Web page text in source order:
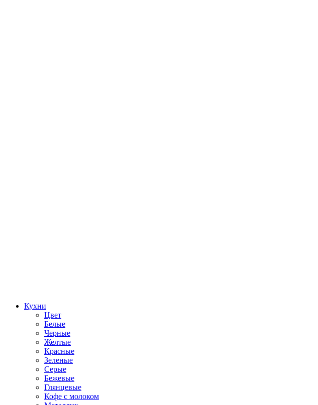
Кухни
Цвет
Белые
Черные
Желтые
Красные
Зеленые
Серые
Бежевые
Глянцевые
Кофе с молоком